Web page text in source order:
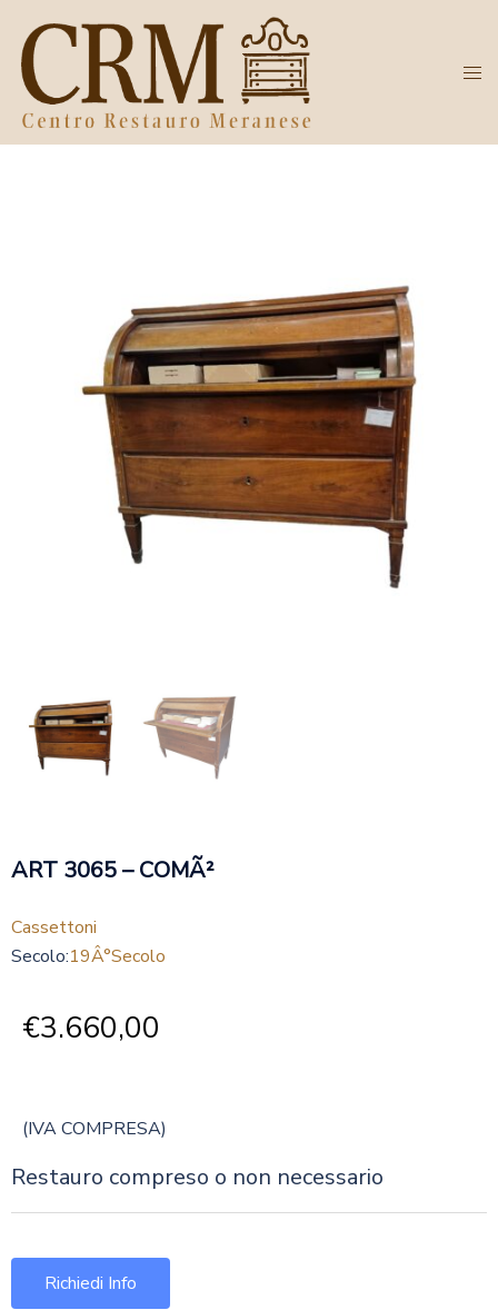
ART 3065 – COMÃ²
Cassettoni
Secolo:19Â°secolo
€3.660,00
(IVA COMPRESA)
Restauro compreso o non necessario
Richiedi Info